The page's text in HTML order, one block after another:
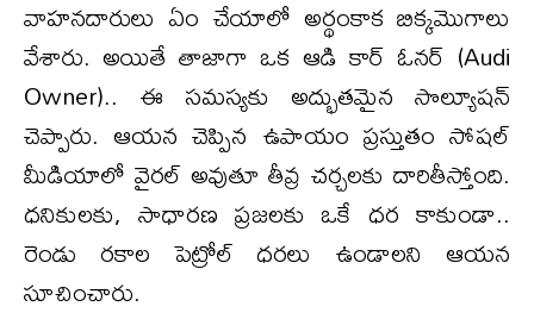
వాహనదారులు ఏం చేయాలో అర్థంకాక బిక్కమొగాలు
వేశారు. అయితే తాజాగా ఒక ఆడి కార్ ఓనర్ (Audi
Owner).. ఈ సమస్యకు అద్భుతమైన సొల్యూషన్
చెప్పారు. ఆయన చెప్పిన ఉపాయం ప్రస్తుతం సోషల్
మీడియాలో వైరల్ అవుతూ తీవ్ర చర్చలకు దారితీస్తోంది.
ధనికులకు, సాధారణ ప్రజలకు ఒకే ధర కాకుండా..
రెండు రకాల పెట్రోల్ ధరలు ఉండాలని ఆయన
సూచించారు.